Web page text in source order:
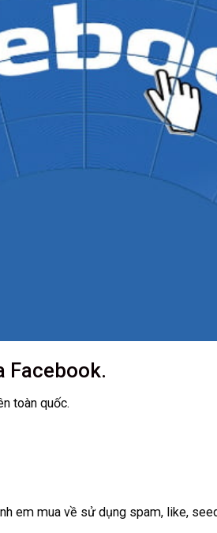
Facebook.
toàn quốc.
em mua về sử dụng spam, like,